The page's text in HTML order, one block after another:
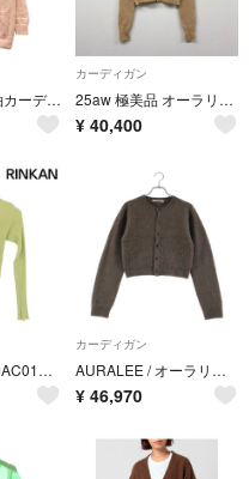
オーラリー 長袖カーディガン モヘア 22AW BRUSHED SUPER KID MOHAIR KNIT LONG CARDIGAN A22AC03KM レディース SIZE 1 (S) AURALEE
カーディガン
25aw 極美品 オーラリー ライト カシミヤ ニット カーディガン サイズ 1
¥ 40,400
オーラリー A20AC01HR ハイゲージリブニットカーディガン レディース
カーディガン
AURALEE / オーラリー | 2025AW | GARMENT-DYED BABY ALPACA FUR KNIT CREW-NECK CARDIGAN カーディガン | 1 | ブラウン | レディース
¥ 46,970